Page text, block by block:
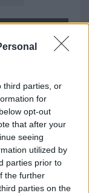
third parties, or
for
opt-out
that after your
seeing
utilized by
parties prior to
the further
parties on the
Olbia, la prima
ferito il